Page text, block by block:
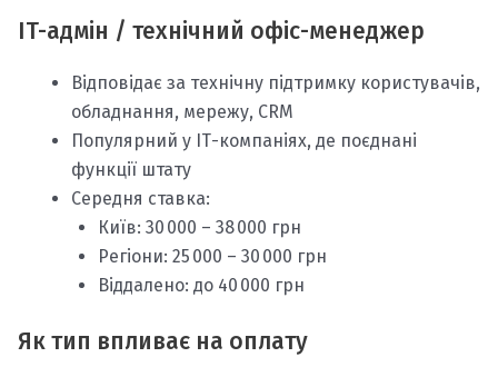
IT-адмін / технічний офіс-менеджер
Відповідає за технічну підтримку користувачів,
обладнання, мережу, CRM
Популярний у ІТ-компаніях, де поєднані
функції штату
Середня ставка:
Київ: 30 000 – 38 000 грн
Регіони: 25 000 – 30 000 грн
Віддалено: до 40 000 грн
Як тип впливає на оплату